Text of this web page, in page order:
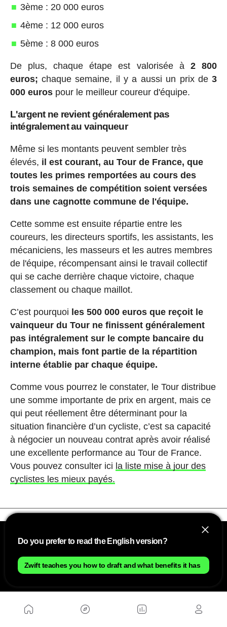
3ème : 20 000 euros
4ème : 12 000 euros
5ème : 8 000 euros
De plus, chaque étape est valorisée à2 800
euros; chaque semaine, il y a aussi un prix de3
000 eurospour le meilleur coureur d'équipe.
L'argent ne revient généralement pas
intégralement au vainqueur
Même si les montants peuvent sembler très
élevés, il est courant, au Tour de France, que
toutes les primes remportées au cours des
trois semaines de compétition soient versées
dans une cagnotte commune de l'équipe.
Cette somme est ensuite répartie entre les
coureurs, les directeurs sportifs, les assistants, les
mécaniciens, les masseurs et les autres membres
de l'équipe, récompensant ainsi le travail collectif
qui se cache derrière chaque victoire, chaque
classement ou chaque maillot.
C’est pourquoi les 500 000 euros que reçoit le
vainqueur du Tour ne finissent généralement
pas intégralement sur le compte bancaire du
champion, mais font partie de la répartition
interne établie par chaque équipe.
Comme vous pourrez le constater, le Tour distribue
une somme importante de prix en argent, mais ce
qui peut réellement être déterminant pour la
situation financière d’un cycliste, c’est sa capacité
à négocier un nouveau contrat après avoir réalisé
une excellente performance au Tour de France.
Vous pouvez consulter ici la liste mise à jour des
cyclistes les mieux payés.
Do you prefer to read the English version?
Zwift teaches you how to draft and what benefits it has